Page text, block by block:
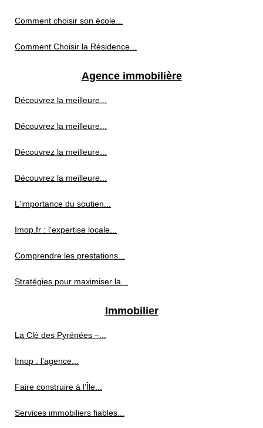
Comment choisir son école...
Comment Choisir la Résidence...
Agence immobilière
Découvrez la meilleure...
Découvrez la meilleure...
Découvrez la meilleure...
Découvrez la meilleure...
L'importance du soutien...
Imop.fr : l'expertise locale...
Comprendre les prestations...
Stratégies pour maximiser la...
Immobilier
La Clé des Pyrénées –...
Imop : l’agence...
Faire construire à l’Île...
Services immobiliers fiables...